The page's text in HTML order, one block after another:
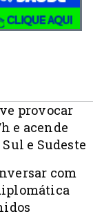
provocar
e acende
e Sudeste
com